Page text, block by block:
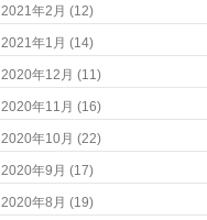
2021年2月 (12)
2021年1月 (14)
2020年12月 (11)
2020年11月 (16)
2020年10月 (22)
2020年9月 (17)
2020年8月 (19)